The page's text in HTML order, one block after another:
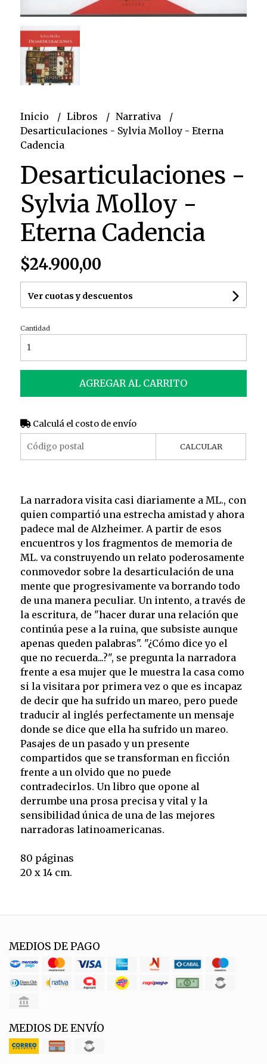
Inicio Libros
Narrativa
Desarticulaciones - Sylvia Molloy - Eterna
Cadencia
Desarticulaciones -
Sylvia Molloy -
Eterna Cadencia
$24.900,00
Ver cuotas y descuentos
Cantidad
AGREGAR AL CARRITO
Calculá el costo de envío
CALCULAR
La narradora visita casi diariamente a ML., con
quien compartió una estrecha amistad y ahora
padece mal de Alzheimer. A partir de esos
encuentros y los fragmentos de memoria de
ML. va construyendo un relato poderosamente
conmovedor sobre la desarticulación de una
mente que progresivamente va borrando todo
de una manera peculiar. Un intento, a través de
la escritura, de "hacer durar una relación que
continúa pese a la ruina, que subsiste aunque
apenas queden palabras". "¿Cómo dice yo el
que no recuerda...?", se pregunta la narradora
frente a esa mujer que le muestra la casa como
si la visitara por primera vez o que es incapaz
de decir que ha sufrido un mareo, pero puede
traducir al inglés perfectamente un mensaje
donde se dice que ella ha sufrido un mareo.
Pasajes de un pasado y un presente
compartidos que se transforman en ficción
frente a un olvido que no puede
contradecirlos. Un libro que opone al
derrumbe una prosa precisa y vital y la
sensibilidad única de una de las mejores
narradoras latinoamericanas.
80 páginas
20 x 14 cm.
MEDIOS DE PAGO
MEDIOS DE ENVÍO